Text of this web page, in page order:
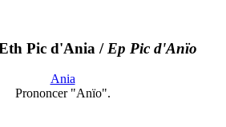
Pic d'Ania / Ep Pic d'Anïo
Ania
Prononcer "Anïo".